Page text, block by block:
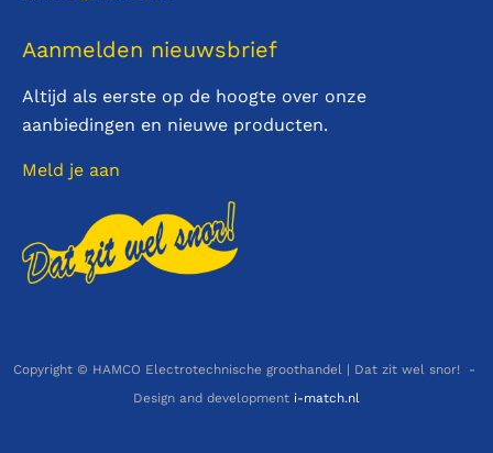
Aanmelden nieuwsbrief
Altijd als eerste op de hoogte over onze
aanbiedingen en nieuwe producten.
Meld je aan
Copyright © HAMCO Electrotechnische groothandel | Dat zit wel snor! -
Design and development i-match.nl